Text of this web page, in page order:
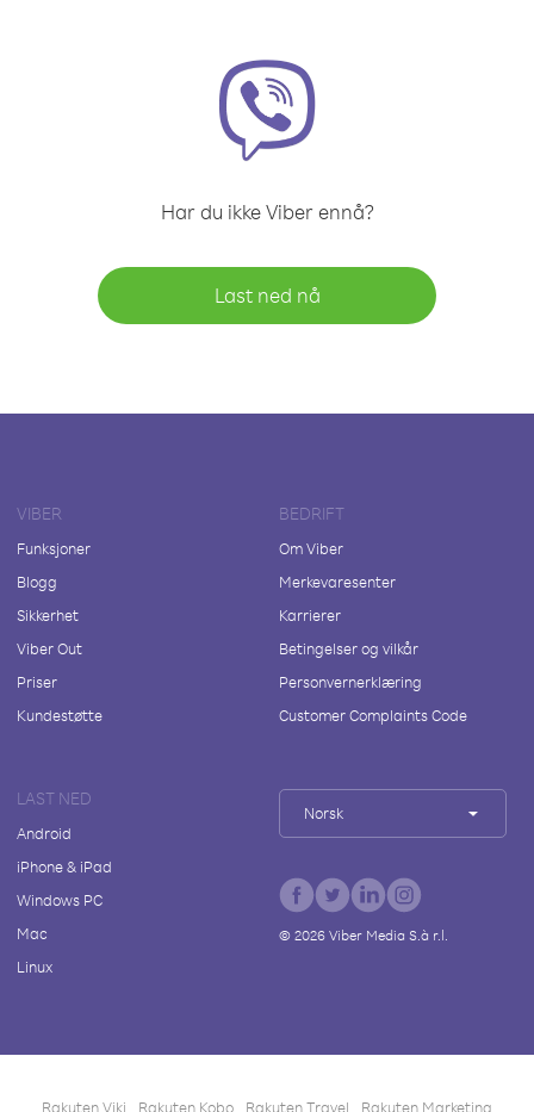
Har du ikke Viber ennå?
Last ned nå
VIBER
Funksjoner
Blogg
Sikkerhet
Viber Out
Priser
Kundestøtte
BEDRIFT
Om Viber
Merkevaresenter
Karrierer
Betingelser og vilkår
Personvernerklæring
Customer Complaints Code
LAST NED
Android
iPhone & iPad
Windows PC
Mac
Linux
Norsk
© 2026Viber Media S.à r.l.
Rakuten Viki Rakuten Kobo Rakuten Travel Rakuten Marketing